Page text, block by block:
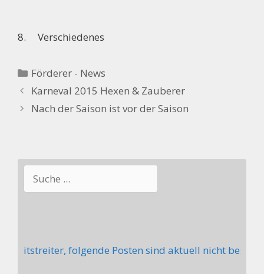
8. Verschiedenes
Kategorien
Förderer - News
Karneval 2015 Hexen & Zauberer
Nach der Saison ist vor der Saison
Suchen
folgende Posten sind aktuell nicht